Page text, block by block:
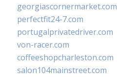
georgiascornermarket.com
perfectfit24-7.com
portugalprivatedriver.com
von-racer.com
coffeeshopcharleston.com
salon104mainstreet.com